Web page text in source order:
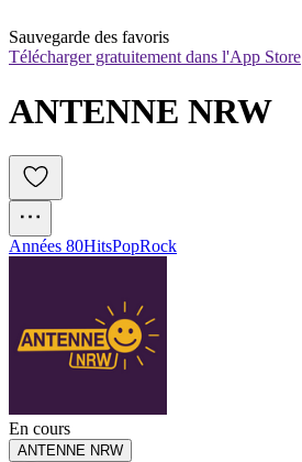
Sauvegarde des favoris
Télécharger gratuitement dans l'App Store
ANTENNE NRW
Années 80HitsPopRock
En cours
ANTENNE NRW